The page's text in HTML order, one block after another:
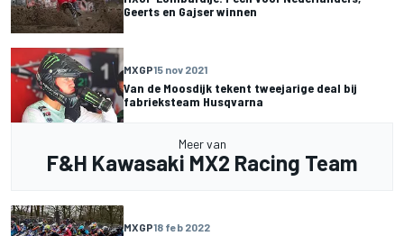
Geerts en Gajser winnen
MXGP15 nov 2021
Van de Moosdijk tekent tweejarige deal bij
fabrieksteam Husqvarna
Meer van
F&H Kawasaki MX2 Racing Team
MXGP18 feb 2022